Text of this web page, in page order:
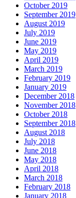
October 2019
September 2019
August 2019
July 2019
June 2019
May 2019
April 2019
March 2019
February 2019
January 2019
December 2018
November 2018
October 2018
September 2018
August 2018
July 2018
June 2018
May 2018
April 2018
March 2018
February 2018
January 2018